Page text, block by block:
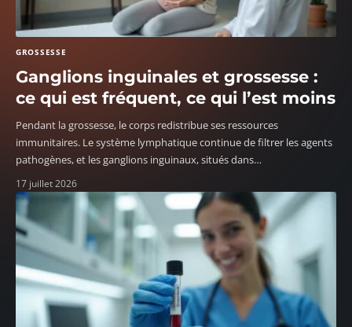
GROSSESSE
Ganglions inguinales et grossesse :
ce qui est fréquent, ce qui l’est moins
Pendant la grossesse, le corps redistribue ses ressources
immunitaires. Le système lymphatique continue de filtrer les agents
pathogènes, et les ganglions inguinaux, situés dans…
17 juillet 2026